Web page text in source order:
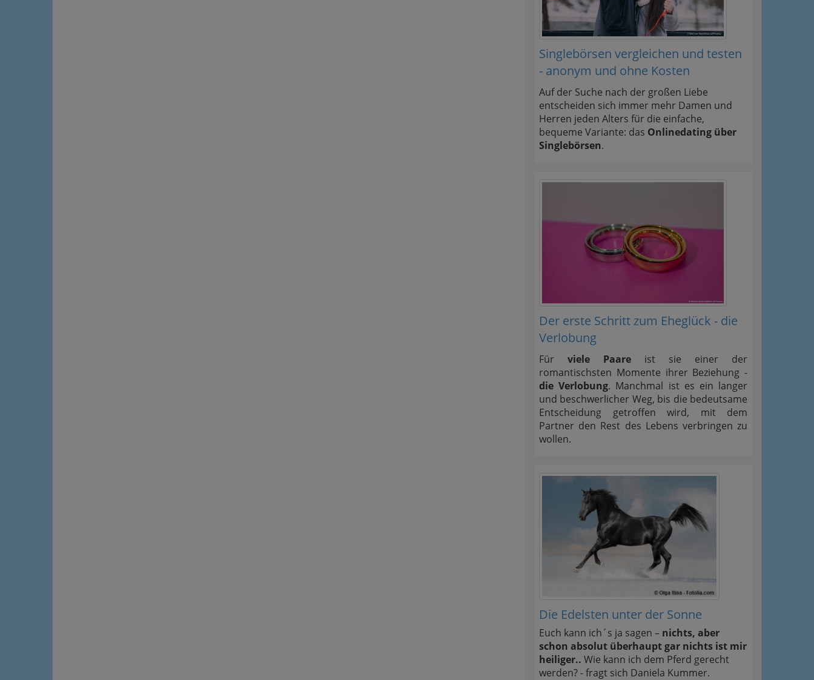
Singlebörsen vergleichen und testen
- anonym und ohne Kosten
Auf der Suche nach der großen Liebe
entscheiden sich immer mehr Damen und
Herren jeden Alters für die einfache,
bequeme Variante: das Onlinedating über
Singlebörsen.
Der erste Schritt zum Eheglück - die
Verlobung
Für viele Paare ist sie einer der
romantischsten Momente ihrer Beziehung -
die Verlobung. Manchmal ist es ein langer
und beschwerlicher Weg, bis die bedeutsame
Entscheidung getroffen wird, mit dem
Partner den Rest des Lebens verbringen zu
wollen.
Die Edelsten unter der Sonne
Euch kann ich´s ja sagen – nichts, aber
schon absolut überhaupt gar nichts ist mir
heiliger.. Wie kann ich dem Pferd gerecht
werden? - fragt sich Daniela Kummer.